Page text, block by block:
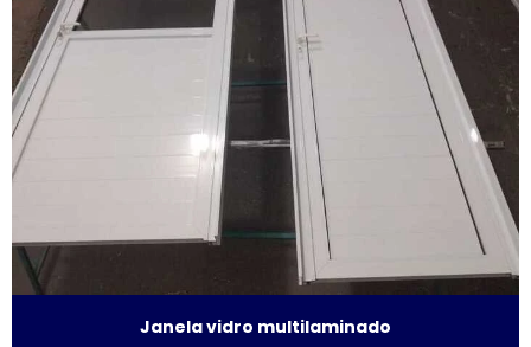
Fábrica de janela antirruído em sp
Fábrica de janela sobreposta de correr
Fábrica de janela sobreposta de correr em sp
Fábrica de janela sobreposta de giro
Fábrica janela sobreposta de giro em são paulo
Fábrica de janela vidro multilaminado
Janela vidro multilaminado